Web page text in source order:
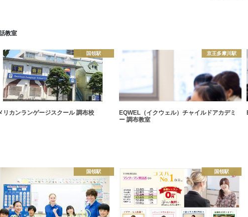
教室
国領駅
リカンランゲージスクール 調布校
京王多摩川駅
EQWEL（イクウェル）チャイルドアカデミ
ー 調布教室
国領駅 国領駅